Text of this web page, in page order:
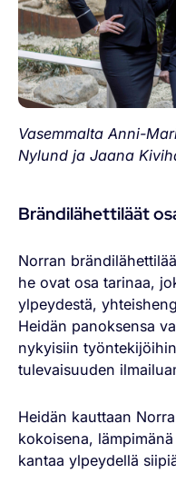
Vasemmalta Anni-
Nylund ja Jaana
Brändilähettiläät
Norran
he ovat osa tarinaa,
ylpeydestä,
Heidän panoksensa
nykyisiin
tulevaisuuden
Heidän kauttaan
kokoisena,
kantaa ylpeydellä